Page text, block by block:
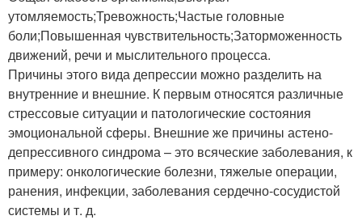
утомляемость;Тревожность;Частые головные
боли;Повышенная чувствительность;Заторможенность
движений, речи и мыслительного процесса.
Причины этого вида депрессии можно разделить на
внутренние и внешние. К первым относятся различные
стрессовые ситуации и патологические состояния
эмоциональной сферы. Внешние же причины астено-
депрессивного синдрома – это всяческие заболевания, к
примеру: онкологические болезни, тяжелые операции,
ранения, инфекции, заболевания сердечно-сосудистой
системы и т. д.